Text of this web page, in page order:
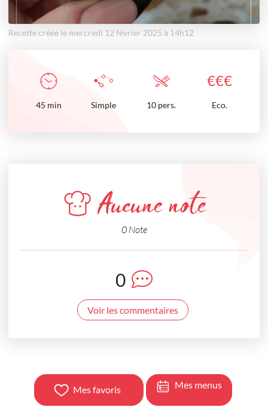
Recette créée le mercredi 12 février 2025 à 14h12
€€€
45 min Simple 10 pers. Eco.
Aucune note
0 Note
0
Voir les commentaires
Mes favoris Mes menus